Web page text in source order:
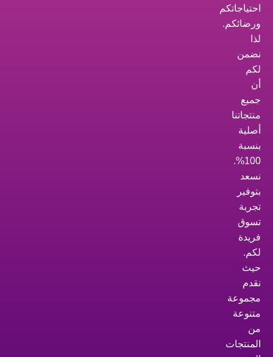
احتياجاتكم
ورضائكم.
لذا
نضمن
لكم
أن
جميع
منتجاتنا
أصلية
بنسبة
100%.
نسعد
بتوفير
تجربة
تسوق
فريدة
لكم.
حيث
نقدم
مجموعة
متنوعة
من
المنتجات